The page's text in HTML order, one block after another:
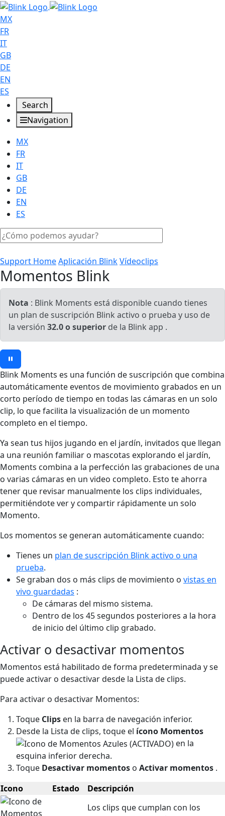
MX
FR
IT
GB
DE
EN
ES
Search
Navigation
MX
FR
IT
GB
DE
EN
ES
Support HomeAplicación BlinkVídeoclips
Momentos Blink
Nota : Blink Moments está disponible cuando tienes
un plan de suscripción Blink activo o prueba y uso de
la versión 32.0 o superior de la Blink app .
Blink Moments es una función de suscripción que combina
automáticamente eventos de movimiento grabados en un
corto período de tiempo en todas las cámaras en un solo
clip, lo que facilita la visualización de un momento
completo en el tiempo.
Ya sean tus hijos jugando en el jardín, invitados que llegan
a una reunión familiar o mascotas explorando el jardín,
Moments combina a la perfección las grabaciones de una
o varias cámaras en un video completo. Esto te ahorra
tener que revisar manualmente los clips individuales,
permitiéndote ver y compartir rápidamente un solo
Momento.
Los momentos se generan automáticamente cuando:
Tienes un plan de suscripción Blink activo o una
prueba.
Se graban dos o más clips de movimiento o vistas en
vivo guardadas :
De cámaras del mismo sistema.
Dentro de los 45 segundos posteriores a la hora
de inicio del último clip grabado.
Activar o desactivar momentos
Momentos está habilitado de forma predeterminada y se
puede activar o desactivar desde la Lista de clips.
Para activar o desactivar Momentos:
Toque Clips en la barra de navegación inferior.
Desde la Lista de clips, toque el ícono Momentos
en la
esquina inferior derecha.
Toque Desactivar momentos o Activar momentos .
Icono
Estado Descripción
Los clips que cumplan con los